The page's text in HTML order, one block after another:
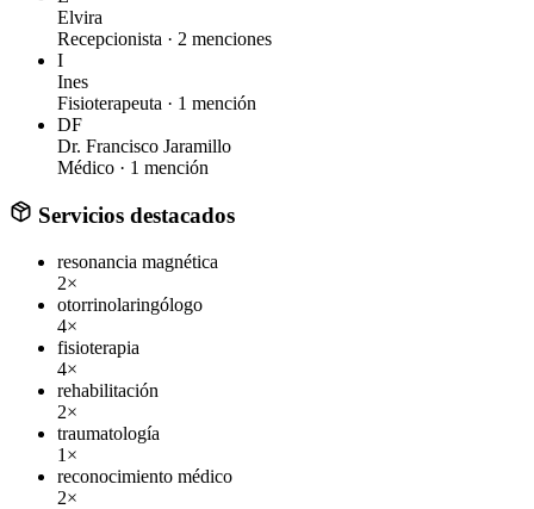
Elvira
Recepcionista · 2 menciones
I
Ines
Fisioterapeuta · 1 mención
DF
Dr. Francisco Jaramillo
Médico · 1 mención
Servicios destacados
resonancia magnética
2×
otorrinolaringólogo
4×
fisioterapia
4×
rehabilitación
2×
traumatología
1×
reconocimiento médico
2×